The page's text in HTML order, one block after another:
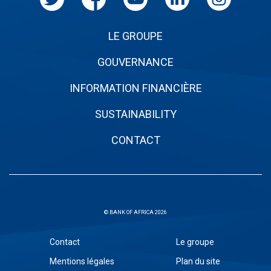
LE GROUPE
GOUVERNANCE
INFORMATION FINANCIÈRE
SUSTAINABILITY
CONTACT
Contact
Le groupe
Mentions légales
Plan du site
© BANK OF AFRICA 2026